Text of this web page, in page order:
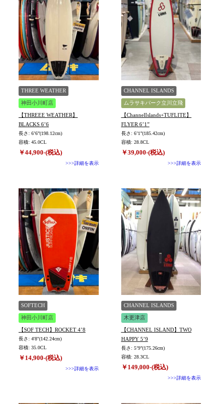
THREE WEATHER
神田小川町店
【THREEE WEATHER】
BLACKS 6’6
長さ: 6’6”(198.12cm)
容積: 45.0CL
￥44,900-(税込)
>>>詳細を表示
CHANNEL ISLANDS
ムラサキパーク立川立飛
【ChannelIslands+TUFLITE】
FLYER 6’1”
長さ: 6’1”(185.42cm)
容積: 28.8CL
￥39,000-(税込)
>>>詳細を表示
SOFTECH
神田小川町店
【SOF TECH】ROCKET 4’8
長さ: 4'8"(142.24cm)
容積: 35.0CL
￥14,900-(税込)
>>>詳細を表示
CHANNEL ISLANDS
木更津店
【CHANNEL ISLAND】TWO
HAPPY 5’9
長さ: 5’9”(175.26cm)
容積: 28.3CL
￥149,000-(税込)
>>>詳細を表示